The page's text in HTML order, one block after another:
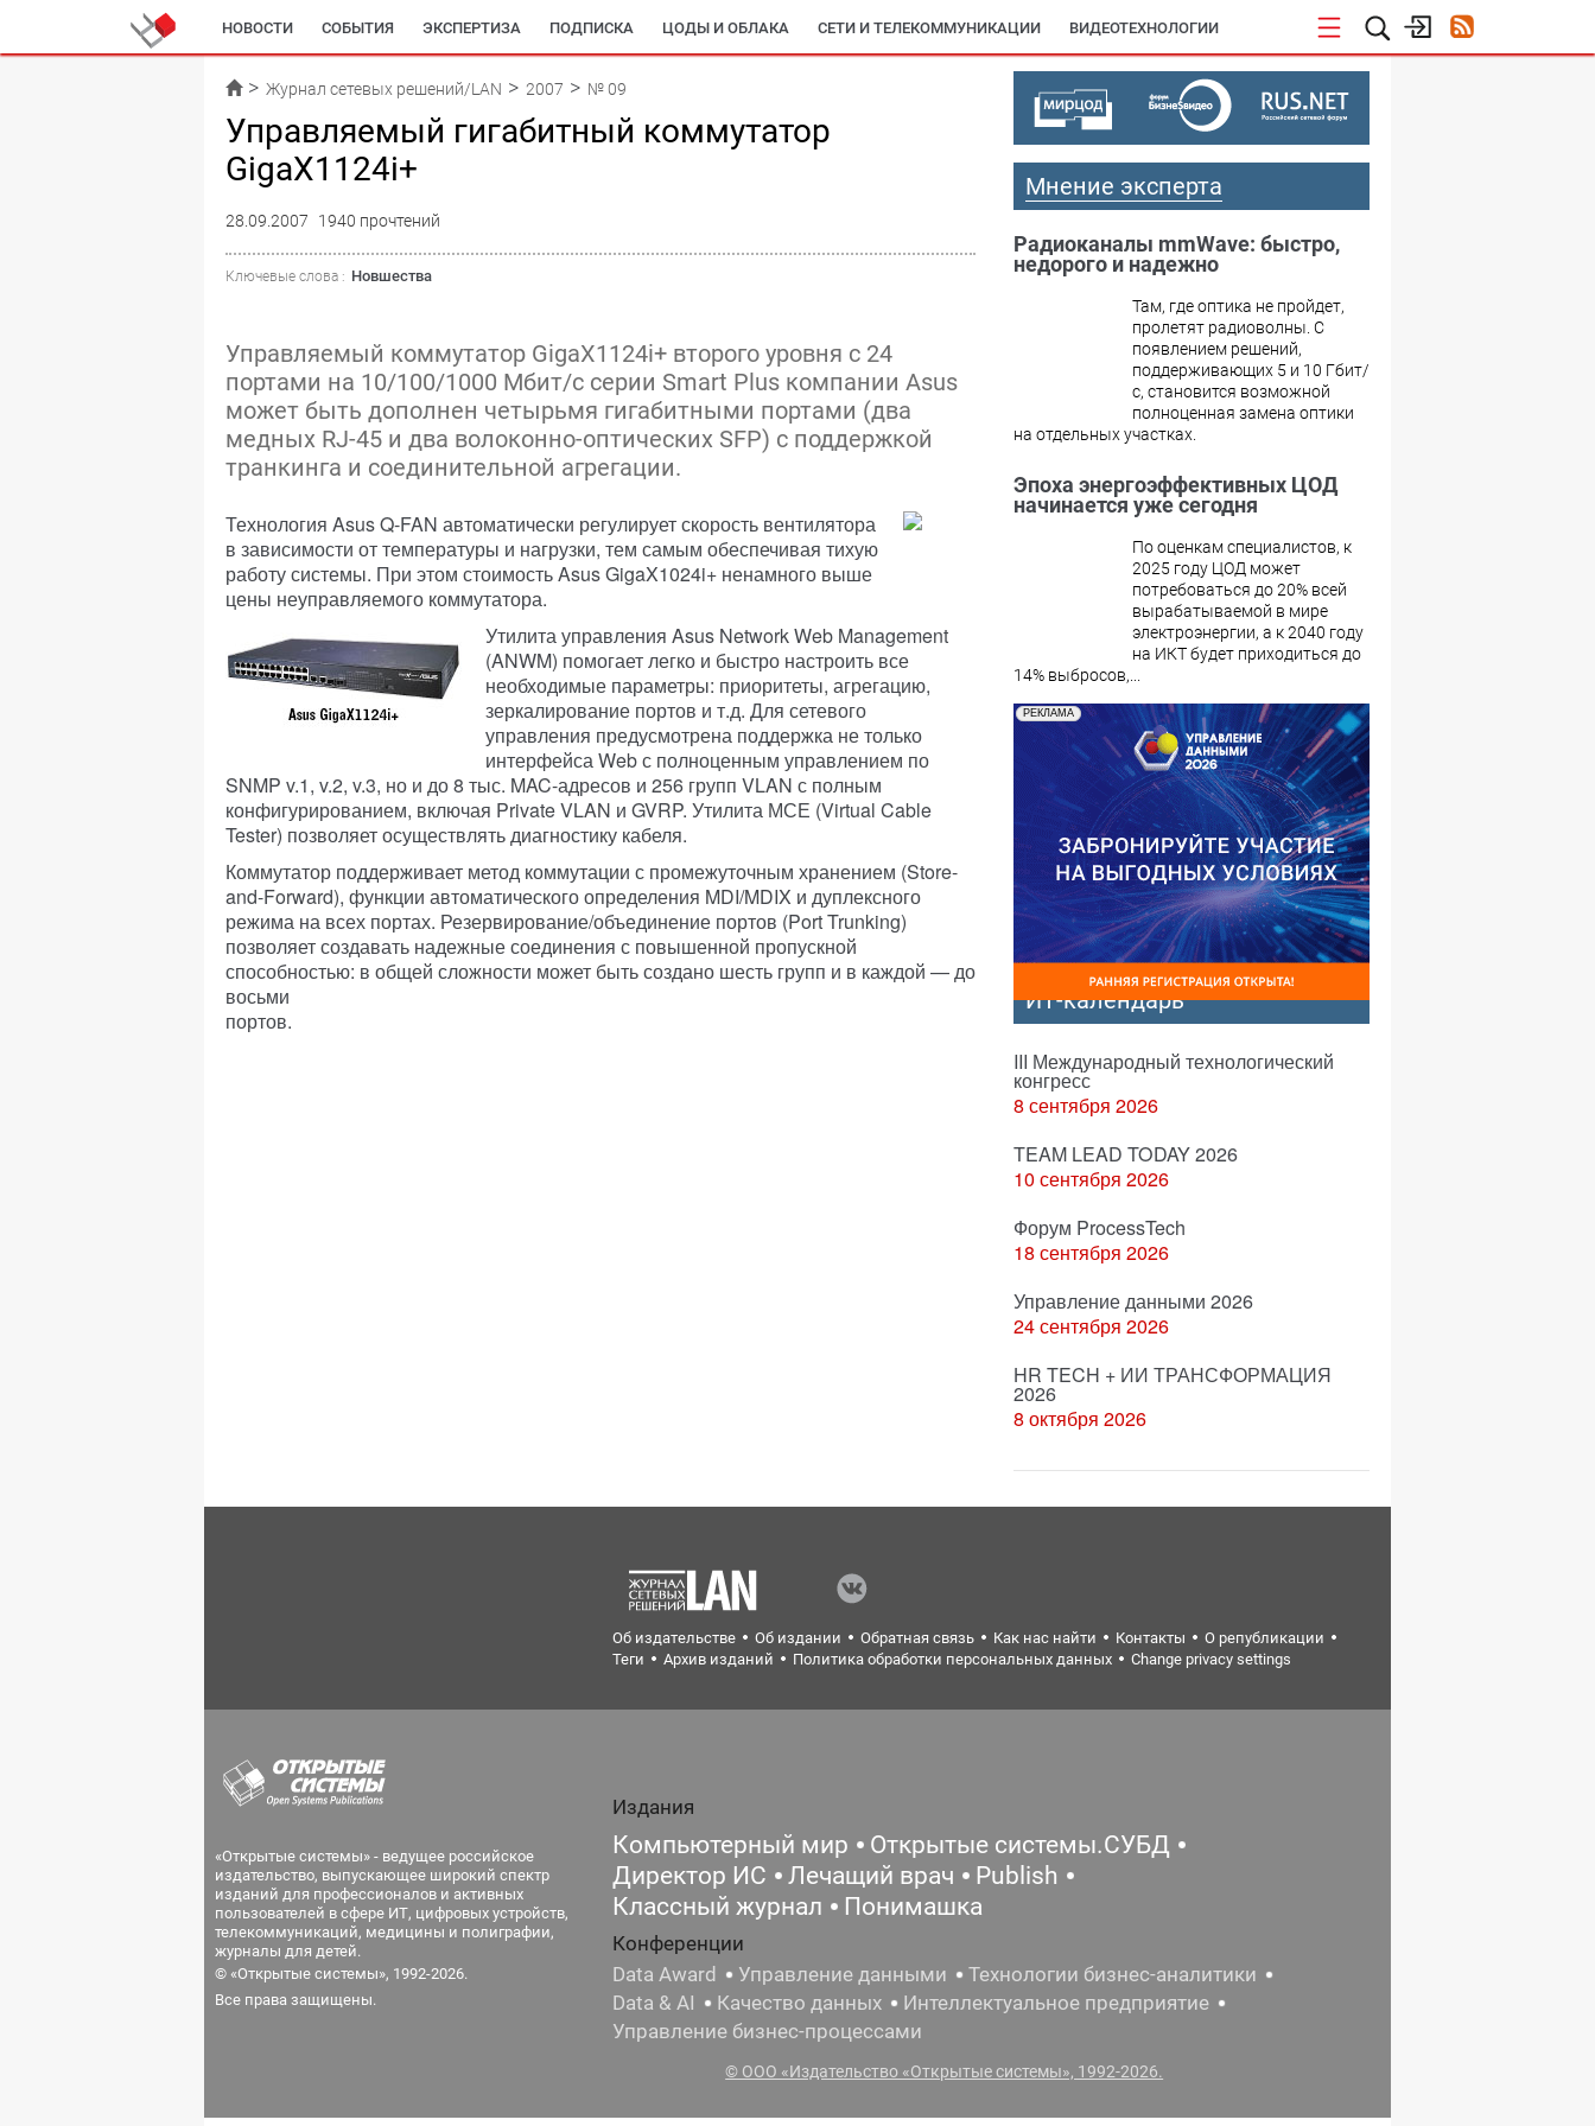
НОВОСТИ СОБЫТИЯ ЭКСПЕРТИЗА ПОДПИСКА ЦОДЫ И ОБЛАКА СЕТИ И ТЕЛЕКОММУНИКАЦИИ ВИДЕОТЕХНОЛОГИИ
Журнал сетевых решений/LAN 2007 № 09
Управляемый гигабитный коммутатор
GigaX1124i+
28.09.2007 1940 прочтений
Ключевые слова : Новшества
Управляемый коммутатор GigaX1124i+ второго уровня с 24
портами на 10/100/1000 Мбит/с серии Smart Plus компании Asus
может быть дополнен четырьмя гигабитными портами (два
медных RJ-45 и два волоконно-оптических SFP) с поддержкой
транкинга и соединительной агрегации.
Технология Asus Q-FAN автоматически регулирует скорость вентилятора
в зависимости от температуры и нагрузки, тем самым обеспечивая тихую
работу системы. При этом стоимость Asus GigaX1024i+ ненамного выше
цены неуправляемого коммутатора.
Утилита управления Asus Network Web Management
(ANWM) помогает легко и быстро настроить все
необходимые параметры: приоритеты, агрегацию,
зеркалирование портов и т.д. Для сетевого
управления предусмотрена поддержка не только
интерфейса Web с полноценным управлением по
SNMP v.1, v.2, v.3, но и до 8 тыс. MAC-адресов и 256 групп VLAN с полным
конфигурированием, включая Private VLAN и GVRP. Утилита МСЕ (Virtual Cable
Tester) позволяет осуществлять диагностику кабеля.
Коммутатор поддерживает метод коммутации с промежуточным хранением (Store-
and-Forward), функции автоматического определения MDI/MDIX и дуплексного
режима на всех портах. Резервирование/объединение портов (Port Trunking)
позволяет создавать надежные соединения с повышенной пропускной
способностью: в общей сложности может быть создано шесть групп и в каждой — до
восьми
портов.
Мнение эксперта
Радиоканалы mmWave: быстро,
недорого и надежно
Там, где оптика не пройдет,
пролетят радиоволны. С
появлением решений,
поддерживающих 5 и 10 Гбит/
с, становится возможной
полноценная замена оптики
на отдельных участках.
Эпоха энергоэффективных ЦОД
начинается уже сегодня
По оценкам специалистов, к
2025 году ЦОД может
потребоваться до 20% всей
вырабатываемой в мире
электроэнергии, а к 2040 году
на ИКТ будет приходиться до
14% выбросов,...
РЕКЛАМА
ИТ-календарь
III Международный технологический
конгресс
8 сентября 2026
TEAM LEAD TODAY 2026
10 сентября 2026
Форум ProcessTech
18 сентября 2026
Управление данными 2026
24 сентября 2026
HR TECH + ИИ ТРАНСФОРМАЦИЯ
2026
8 октября 2026
Об издательстве Об издании Обратная связь Как нас найти Контакты
О републикации
Теги
Архив изданий Политика обработки персональных данных Change privacy settings
«Открытые системы» - ведущее российское
издательство, выпускающее широкий спектр
изданий для профессионалов и активных
пользователей в сфере ИТ, цифровых устройств,
телекоммуникаций, медицины и полиграфии,
журналы для детей.
© «Открытые системы», 1992-2026.
Все права защищены.
Издания
Компьютерный мир
Открытые системы.СУБД
Директор ИС
Лечащий врач
Publish
Классный журнал
Понимашка
Конференции
Data Award
Управление данными
Технологии бизнес-аналитики
Data & AI
Качество данных
Интеллектуальное предприятие
Управление бизнес-процессами
© ООО «Издательство «Открытые системы», 1992-2026.